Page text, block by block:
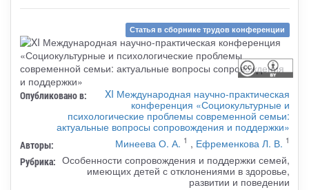
Статья в сборнике трудов конференции
Опубликовано в:
XI Международная научно-практическая
конференция «Социокультурные и
психологические проблемы современной семьи:
актуальные вопросы сопровождения и поддержки»
Авторы: Минеева О. А. 1 , Ефременкова Л. В. 1
Рубрика: Особенности сопровождения и поддержки семей,
имеющих детей с отклонениями в здоровье,
развитии и поведении